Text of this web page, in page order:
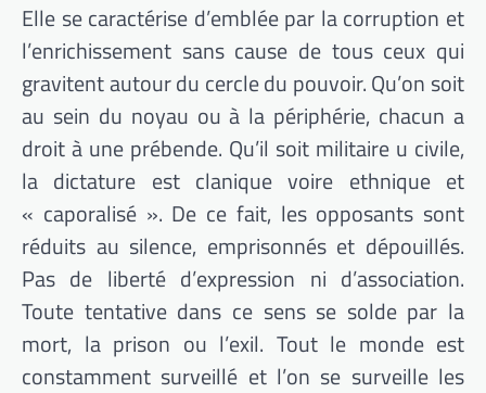
Elle se caractérise d’emblée par la corruption et
l’enrichissement sans cause de tous ceux qui
gravitent autour du cercle du pouvoir. Qu’on soit
au sein du noyau ou à la périphérie, chacun a
droit à une prébende. Qu’il soit militaire u civile,
la dictature est clanique voire ethnique et
« caporalisé ». De ce fait, les opposants sont
réduits au silence, emprisonnés et dépouillés.
Pas de liberté d’expression ni d’association.
Toute tentative dans ce sens se solde par la
mort, la prison ou l’exil. Tout le monde est
constamment surveillé et l’on se surveille les